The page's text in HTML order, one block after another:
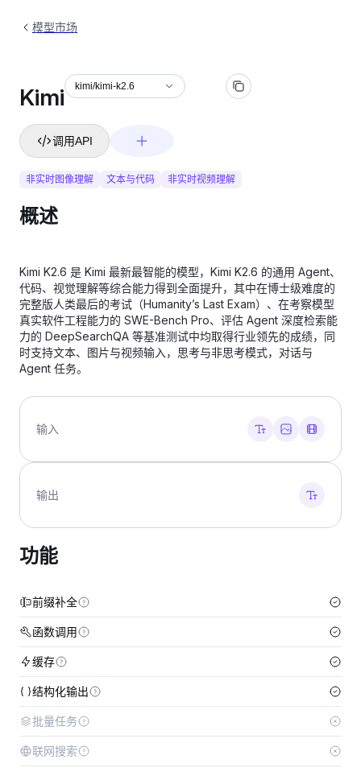
模型市场
Kimi kimi/kimi-k2.6
调用API
非实时图像理解 文本与代码 非实时视频理解
概述
Kimi K2.6 是 Kimi 最新最智能的模型，Kimi K2.6 的通用 Agent、
代码、视觉理解等综合能力得到全面提升，其中在博士级难度的
完整版人类最后的考试（Humanity’s Last Exam）、在考察模型
真实软件工程能力的 SWE-Bench Pro、评估 Agent 深度检索能
力的 DeepSearchQA 等基准测试中均取得行业领先的成绩，同
时支持文本、图片与视频输入，思考与非思考模式，对话与
Agent 任务。
输入
输出
功能
前缀补全
函数调用
缓存
结构化输出
批量任务
联网搜索